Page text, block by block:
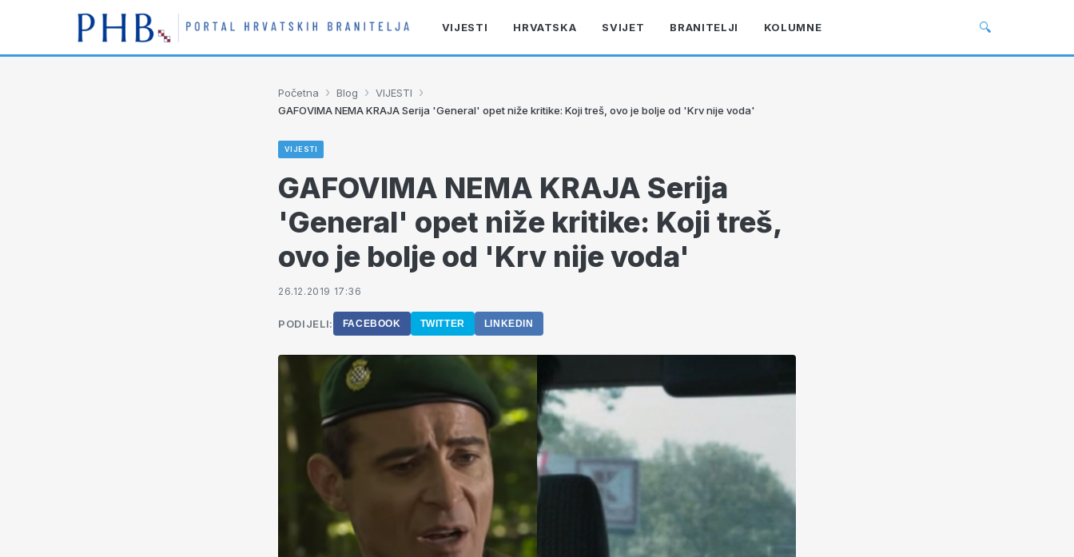
VIJESTI HRVATSKA SVIJET BRANITELJI KOLUMNE 🔍
Početna › Blog › VIJESTI ›
GAFOVIMA NEMA KRAJA Serija 'General' opet niže kritike: Koji treš, ovo je bolje od 'Krv nije voda'
VIJESTI
GAFOVIMA NEMA KRAJA Serija
'General' opet niže kritike: Koji treš,
ovo je bolje od 'Krv nije voda'
26.12.2019 17:36
PODIJELI: FACEBOOK TWITTER LINKEDIN